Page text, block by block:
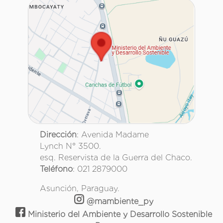
Dirección: Avenida Madame
Lynch N° 3500.
esq. Reservista de la Guerra del Chaco.
Teléfono: 021 2879000
Asunción, Paraguay.
@mambiente_py
Ministerio del Ambiente y Desarrollo Sostenible